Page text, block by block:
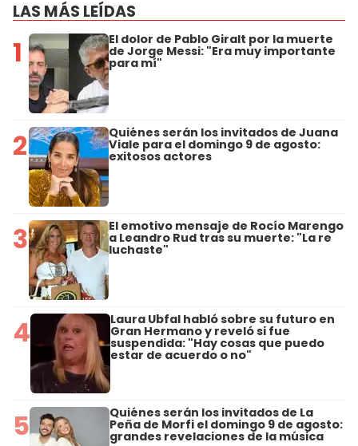
LAS MÁS LEÍDAS
1 El dolor de Pablo Giralt por la muerte
de Jorge Messi: "Era muy importante
para mí"
2 Quiénes serán los invitados de Juana
Viale para el domingo 9 de agosto:
exitosos actores
3 El emotivo mensaje de Rocío Marengo
a Leandro Rud tras su muerte: "La re
luchaste"
4 Laura Ubfal habló sobre su futuro en
Gran Hermano y reveló si fue
suspendida: "Hay cosas que puedo
estar de acuerdo o no"
5 Quiénes serán los invitados de La
Peña de Morfi el domingo 9 de agosto:
grandes revelaciones de la música